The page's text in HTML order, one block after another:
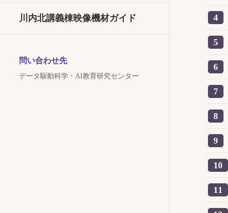
川内北講義棟映像機材ガイド
問い合わせ先
データ駆動科学・AI教育研究センター
4
5
6
7
8
9
10
11